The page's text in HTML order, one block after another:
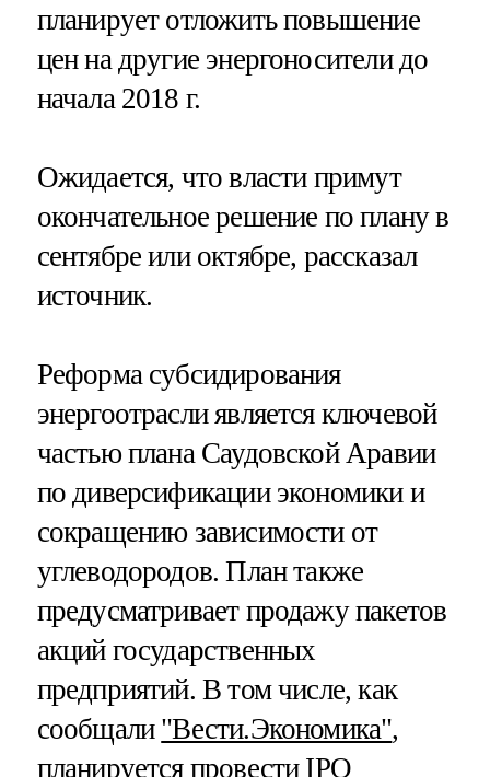
планирует отложить повышение
цен на другие энергоносители до
начала 2018 г.
Ожидается, что власти примут
окончательное решение по плану в
сентябре или октябре, рассказал
источник.
Реформа субсидирования
энергоотрасли является ключевой
частью плана Саудовской Аравии
по диверсификации экономики и
сокращению зависимости от
углеводородов. План также
предусматривает продажу пакетов
акций государственных
предприятий. В том числе, как
сообщали "Вести.Экономика",
планируется провести IPO